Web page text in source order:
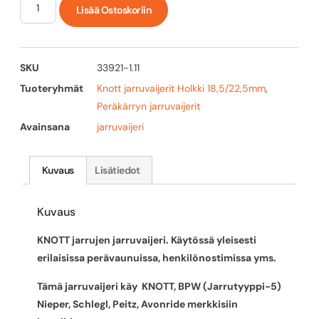
Lisää Ostoskoriin
SKU
33921-1.11
Tuoteryhmät
Knott jarruvaijerit Holkki 18,5/22,5mm,
Peräkärryn jarruvaijerit
Avainsana
jarruvaijeri
Kuvaus Lisätiedot
Kuvaus
KNOTT jarrujen jarruvaijeri. Käytössä yleisesti
erilaisissa perävaunuissa, henkilönostimissa yms.
Tämä jarruvaijeri käy KNOTT, BPW (Jarrutyyppi-5)
Nieper, Schlegl, Peitz, Avonride merkkisiin